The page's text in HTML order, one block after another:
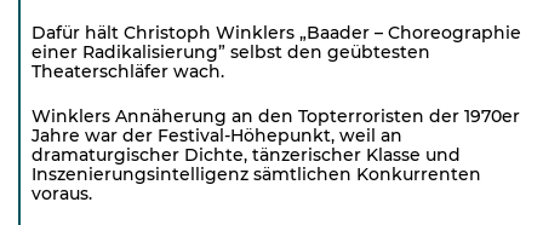
Dafür hält Christoph Winklers „Baader – Choreographie
einer Radikalisierung” selbst den geübtesten
Theaterschläfer wach.
Winklers Annäherung an den Topterroristen der 1970er
Jahre war der Festival-Höhepunkt, weil an
dramaturgischer Dichte, tänzerischer Klasse und
Inszenierungsintelligenz sämtlichen Konkurrenten
voraus.